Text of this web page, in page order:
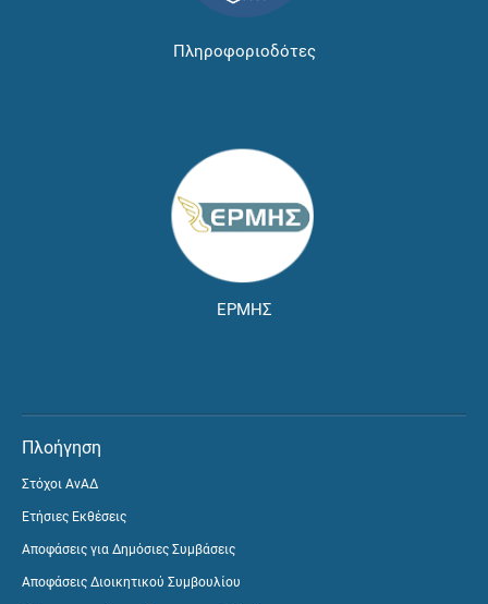
Πληροφοριοδότες
ΕΡΜΗΣ
Πλοήγηση
Στόχοι ΑνΑΔ
Ετήσιες Εκθέσεις
Αποφάσεις για Δημόσιες Συμβάσεις
Αποφάσεις Διοικητικού Συμβουλίου